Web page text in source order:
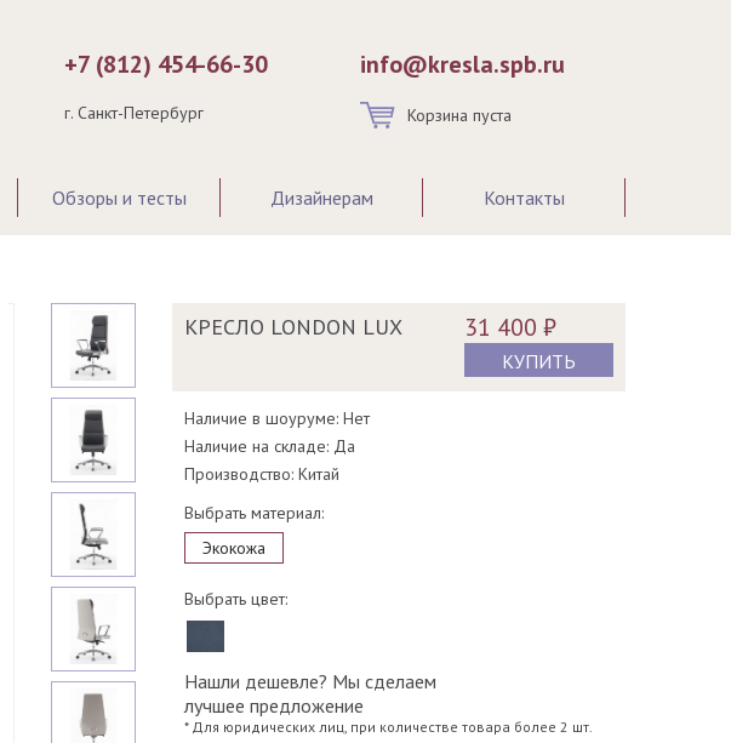
+7 (812) 454-66-30
г. Санкт-Петербург
info@kresla.spb.ru
Корзина пуста
Обзоры и тесты Дизайнерам Контакты
КРЕСЛО LONDON LUX 31 400 ₽
КУПИТЬ
Наличие в шоуруме: Нет
Наличие на складе: Да
Производство: Китай
Выбрать материал:
Экокожа
Выбрать цвет:
Нашли дешевле? Мы сделаем
лучшее предложение
* Для юридических лиц, при количестве товара более 2 шт.